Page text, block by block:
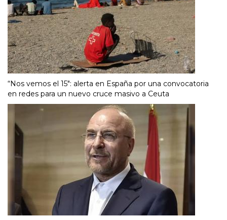
“Nos vemos el 15″: alerta en España por una convocatoria
en redes para un nuevo cruce masivo a Ceuta